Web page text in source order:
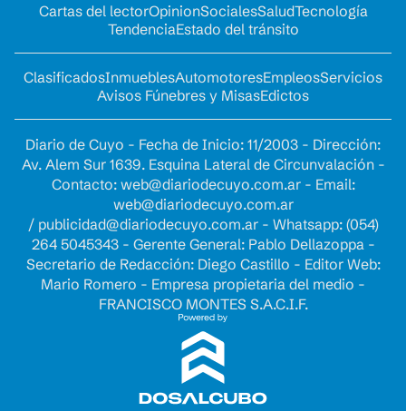
Cartas del lectorOpinionSocialesSaludTecnología
TendenciaEstado del tránsito
ClasificadosInmueblesAutomotoresEmpleosServicios
Avisos Fúnebres y MisasEdictos
Diario de Cuyo - Fecha de Inicio: 11/2003 - Dirección:
Av. Alem Sur 1639. Esquina Lateral de Circunvalación -
Contacto: web@diariodecuyo.com.ar- Email:
web@diariodecuyo.com.ar
/ publicidad@diariodecuyo.com.ar- Whatsapp: (054)
264 5045343 - Gerente General: Pablo Dellazoppa -
Secretario de Redacción: Diego Castillo - Editor Web:
Mario Romero - Empresa propietaria del medio -
FRANCISCO MONTES S.A.C.I.F.